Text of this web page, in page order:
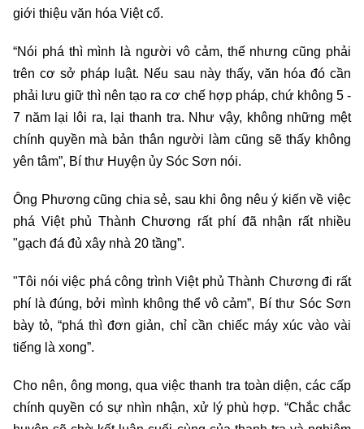
giới thiệu văn hóa Việt cổ.
“Nói phá thì mình là người vô cảm, thế nhưng cũng phải
trên cơ sở pháp luật. Nếu sau này thấy, văn hóa đó cần
phải lưu giữ thì nên tạo ra cơ chế hợp pháp, chứ không 5 -
7 năm lại lôi ra, lại thanh tra. Như vậy, không những mệt
chính quyền mà bản thân người làm cũng sẽ thấy không
yên tâm”, Bí thư Huyện ủy Sóc Sơn nói.
Ông Phương cũng chia sẻ, sau khi ông nêu ý kiến về việc
phá Việt phủ Thành Chương rất phí đã nhận rất nhiều
"gạch đá đủ xây nhà 20 tầng”.
"Tôi nói việc phá công trình Việt phủ Thành Chương đi rất
phí là đúng, bởi mình không thể vô cảm”, Bí thư Sóc Sơn
bày tỏ, “phá thì đơn giản, chỉ cần chiếc máy xúc vào vài
tiếng là xong”.
Cho nên, ông mong, qua việc thanh tra toàn diện, các cấp
chính quyền có sự nhìn nhận, xử lý phù hợp. “Chắc chắc